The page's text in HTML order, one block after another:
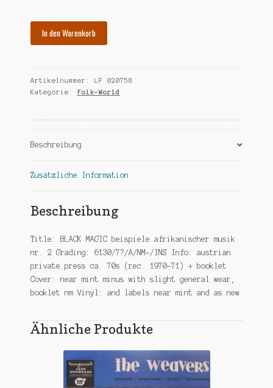
musik
nr.
Menge
In den Warenkorb
Artikelnummer: LP 020758
Kategorie: Folk-World
Beschreibung
Zusätzliche Information
Beschreibung
Title: BLACK MAGIC beispiele afrikanischer musik
nr. 2 Grading: 6130/7?/A/NM-/INS Info: austrian
private press ca. 70s (rec. 1970-71) + booklet
Cover: near mint minus with slight general wear,
booklet nm Vinyl: and labels near mint and as new
Ähnliche Produkte